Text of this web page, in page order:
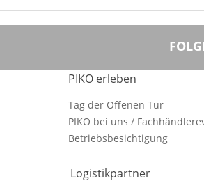
PIKO erleben
Tag der Offenen Tür
PIKO bei uns /
Betriebsbesichtigung
Logistikpartner